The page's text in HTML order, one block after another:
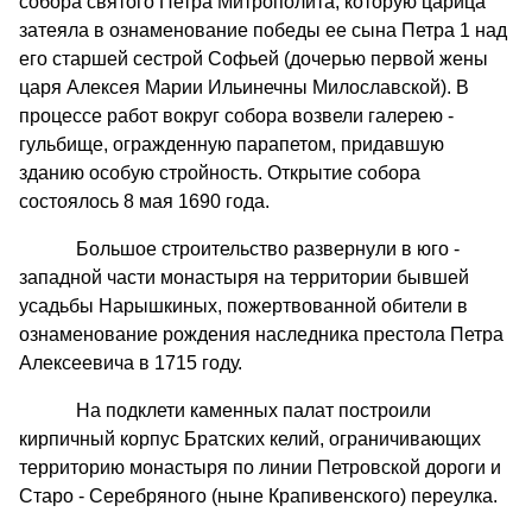
затеяла в ознаменование победы ее сына Петра 1 над
его старшей сестрой Софьей (дочерью первой жены
царя Алексея Марии Ильинечны Милославской). В
процессе работ вокруг собора возвели галерею -
гульбище, огражденную парапетом, придавшую
зданию особую стройность. Открытие собора
состоялось 8 мая 1690 года.
Большое строительство развернули в юго -
западной части монастыря на территории бывшей
усадьбы Нарышкиных, пожертвованной обители в
ознаменование рождения наследника престола Петра
Алексеевича в 1715 году.
На подклети каменных палат построили
кирпичный корпус Братских келий, ограничивающих
территорию монастыря по линии Петровской дороги и
Старо - Серебряного (ныне Крапивенского) переулка.